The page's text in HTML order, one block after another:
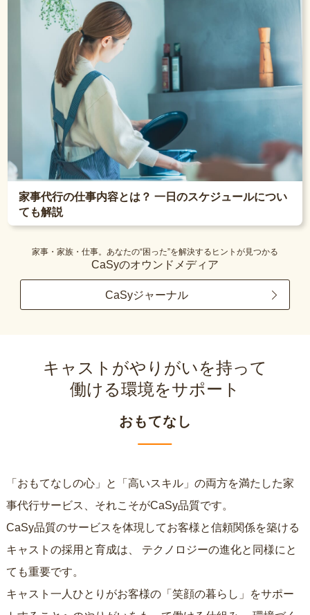
家事代行の仕事内容とは？ 一日のスケジュールについ
ても解説
家事・家族・仕事。あなたの“困った”を解決するヒントが見つかる
CaSyのオウンドメディア
CaSyジャーナル
キャストがやりがいを持って
働ける環境をサポート
おもてなし
「おもてなしの心」と「高いスキル」の両方を満たした家
事代行サービス、それこそがCaSy品質です。
CaSy品質のサービスを体現してお客様と信頼関係を築ける
キャストの採用と育成は、
ても重要です。
キャスト一人ひとりがお客様の「笑顔の暮らし」をサポー